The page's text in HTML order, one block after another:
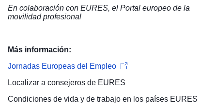
En colaboración con EURES, el Portal europeo de la
movilidad profesional
Más información:
Jornadas Europeas del Empleo
Localizar a consejeros de EURES
Condiciones de vida y de trabajo en los países EURES